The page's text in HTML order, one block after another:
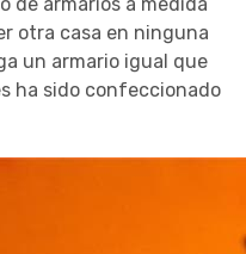
otra casa en ninguna
un armario igual que
ha sido confeccionado